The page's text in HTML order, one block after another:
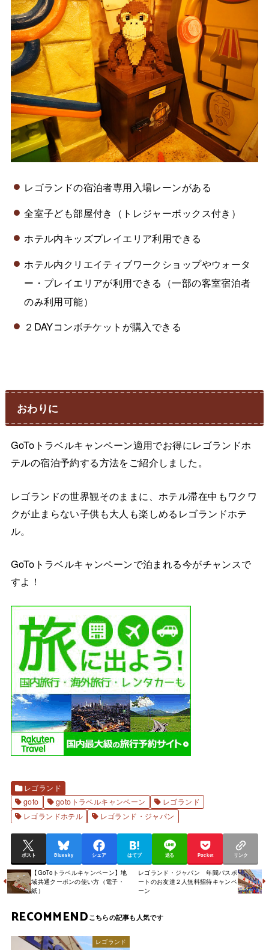
レゴランドの宿泊者専用入場レーンがある
全室子ども部屋付き（トレジャーボックス付き）
ホテル内キッズプレイエリア利用できる
ホテル内クリエイティブワークショップやウォータ
ー・プレイエリアが利用できる（一部の客室宿泊者
のみ利用可能）
２DAYコンボチケットが購入できる
おわりに
GoToトラベルキャンペーン適用でお得にレゴランドホ
テルの宿泊予約する方法をご紹介しました。
レゴランドの世界観そのままに、ホテル滞在中もワクワ
クが止まらない子供も大人も楽しめるレゴランドホテ
ル。
GoToトラベルキャンペーンで泊まれる今がチャンスで
すよ！
レゴランド
goto
gotoトラベルキャンペーン
レゴランド
レゴランドホテル
レゴランド・ジャパン
ポスト Bluesky シェア はてブ 送る Pocket リンク
【GoToトラベルキャンペーン】地
域共通クーポンの使い方（電子・
紙）
レゴランド・ジャパン 年間パスポ
ートのお友達２人無料招待キャンペ
ーン
RECOMMEND
レゴランド